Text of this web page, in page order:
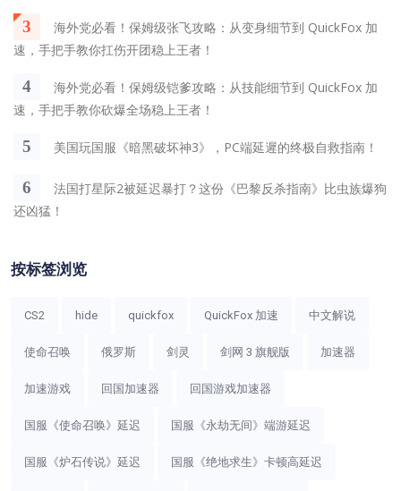
3
海外党必看！保姆级张飞攻略：从变身细节到 QuickFox 加
速，手把手教你扛伤开团稳上王者！
4
海外党必看！保姆级铠爹攻略：从技能细节到 QuickFox 加
速，手把手教你砍爆全场稳上王者！
5 美国玩国服《暗黑破坏神3》，PC端延遲的终极自救指南！
6
法国打星际2被延迟暴打？这份《巴黎反杀指南》比虫族爆狗
还凶猛！
按标签浏览
CS2 hide quickfox QuickFox 加速 中文解说
使命召唤 俄罗斯 剑灵 剑网 3 旗舰版 加速器
加速游戏 回国加速器 回国游戏加速器
国服《使命召唤》延迟 国服《永劫无间》端游延迟
国服《炉石传说》延迟 国服《绝地求生》卡顿高延迟